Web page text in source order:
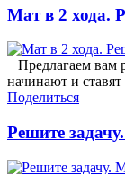
Мат в 2 хода.
Предлагаем вам
начинают и ставят
Поделиться
Решите